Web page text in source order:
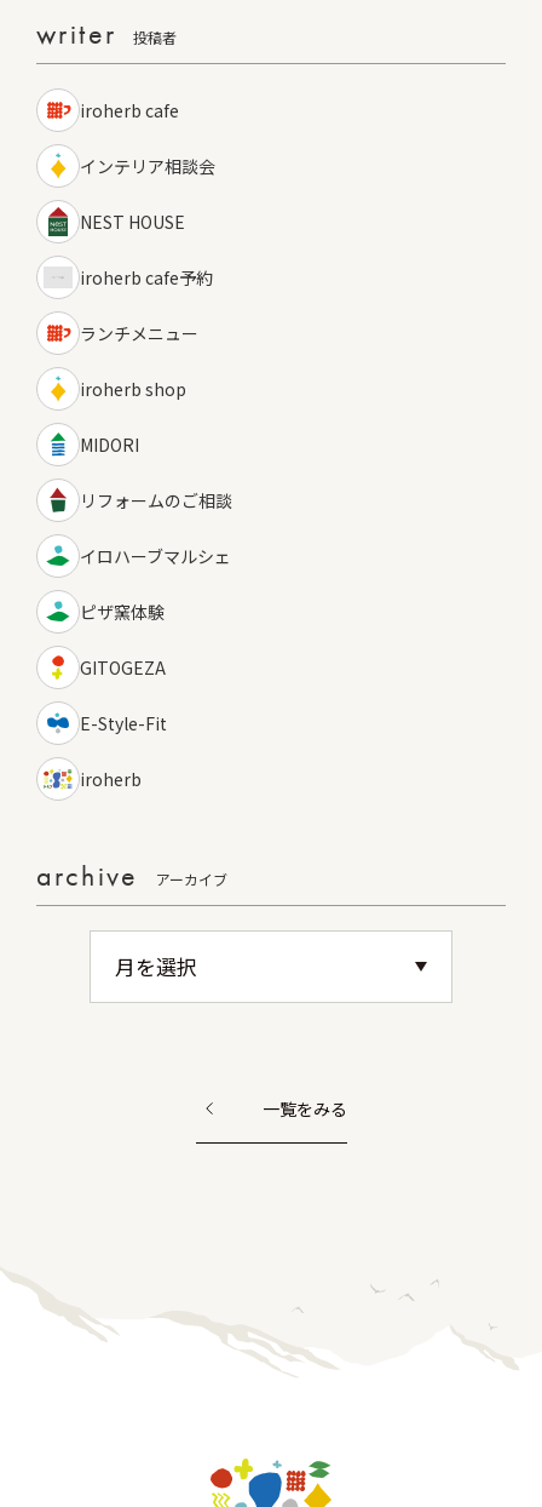
writer 投稿者
iroherb cafe
インテリア相談会
NEST HOUSE
iroherb cafe予約
ランチメニュー
iroherb shop
MIDORI
リフォームのご相談
イロハーブマルシェ
ピザ窯体験
GITOGEZA
E-Style-Fit
iroherb
archive アーカイブ
一覧をみる